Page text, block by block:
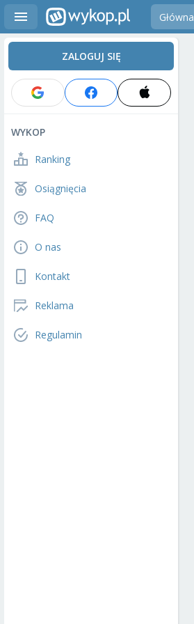
Główna
ZALOGUJ SIĘ
WYKOP
Ranking
Osiągnięcia
FAQ
O nas
Kontakt
Reklama
Regulamin